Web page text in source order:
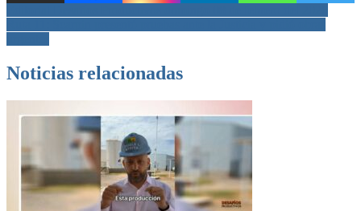
Navegación
de
Noticias relacionadas